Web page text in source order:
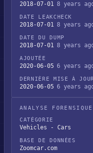
2018-07-01 8 years
DATE LEAKCHECK
2018-07-01 8 years
DATE DU DUMP
2018-07-01 8 years
AJOUTÉE
2020-06-05 6 years
DERNIÈRE MISE À
2020-06-05 6 years
ANALYSE FORENSIQUE
CATÉGORIE
Vehicles - Cars
BASE DE DONNÉES
Zoomcar.com